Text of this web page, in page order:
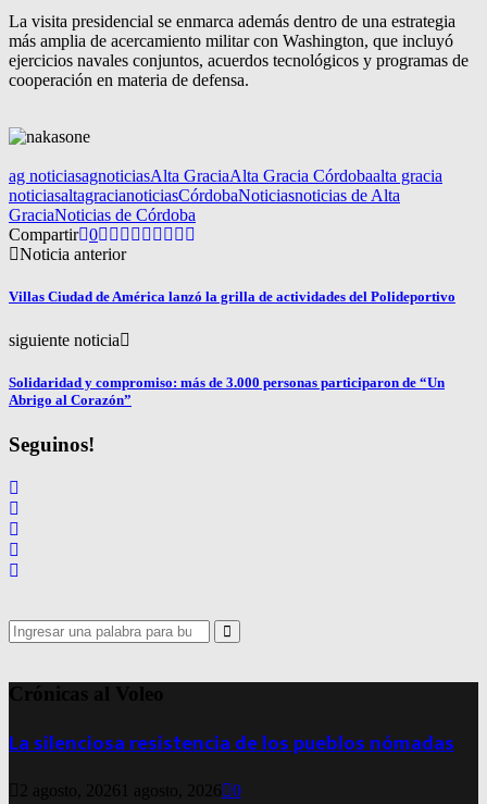
La visita presidencial se enmarca además dentro de una estrategia
más amplia de acercamiento militar con Washington, que incluyó
ejercicios navales conjuntos, acuerdos tecnológicos y programas de
cooperación en materia de defensa.
ag noticiasagnoticiasAlta GraciaAlta Gracia Córdobaalta gracia
noticiasaltagracianoticiasCórdobaNoticiasnoticias de Alta
GraciaNoticias de Córdoba
Compartir 0
Noticia anterior
Villas Ciudad de América lanzó la grilla de actividades del Polideportivo
siguiente noticia
Solidaridad y compromiso: más de 3.000 personas participaron de “Un
Abrigo al Corazón”
Seguinos!
Search
for:
Search
Crónicas al Voleo
La silenciosa resistencia de los pueblos nómadas
2 agosto, 2026 1 agosto, 2026 0